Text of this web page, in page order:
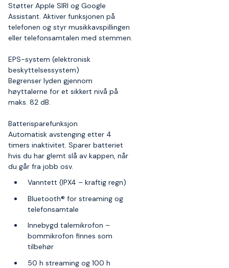
Støtter Apple SIRI og Google
Assistant. Aktiver funksjonen på
telefonen og styr musikkavspillingen
eller telefonsamtalen med stemmen.
EPS-system (elektronisk
beskyttelsessystem)
Begrenser lyden gjennom
høyttalerne for et sikkert nivå på
maks. 82 dB.
Batterisparefunksjon
Automatisk avstenging etter 4
timers inaktivitet. Sparer batteriet
hvis du har glemt slå av kappen, når
du går fra jobb osv.
Vanntett (IPX4 – kraftig regn)
Bluetooth® for streaming og
telefonsamtale
Innebygd talemikrofon –
bommikrofon finnes som
tilbehør
50 h streaming og 100 h